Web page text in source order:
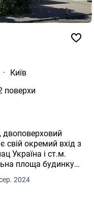
·
Київ
поверхи
двоповерховий
окремий вхід з
Україна і ст.м.
площа будинку
68кв.м. і гараж
2024